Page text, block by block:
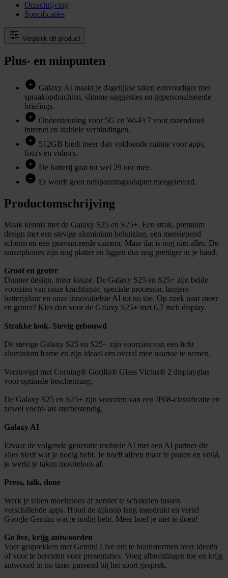
Omschrijving
Specificaties
Vergelijk dit product
Plus- en minpunten
Galaxy AI maakt je dagelijkse taken eenvoudiger met
spraakopdrachten, slimme suggesties en gepersonaliseerde
briefings.
Ondersteuning voor 5G en Wi-Fi 7 voor razendsnel
internet en stabiele verbindingen.
512GB biedt meer dan voldoende ruimte voor apps,
foto's en video's.
De batterij gaat tot wel 29 uur mee.
Er wordt geen netspanningsadapter meegeleverd.
Productomschrijving
Maak kennis met de Galaxy S25 en S25+. Een strak, premium
design met een stevige aluminium behuizing, een meeslepend
scherm en een geavanceerde camera. Maar dat is nog niet alles. De
smartphones zijn nog platter en liggen dus nog prettiger in je hand.
Groot en groter
Dunner design, meer keuze. De Galaxy S25 en S25+ zijn beide
voorzien van onze krachtigste, speciale processor, langere
batterijduur en onze innovatiefste AI tot nu toe. Op zoek naar meer
en groter? Kies dan voor de Galaxy S25+ met 6,7 inch display.
Strakke look. Stevig gebouwd
De stevige Galaxy S25 en S25+ zijn voorzien van een licht
aluminium frame en zijn ideaal om overal mee naartoe te nemen.
Verstevigd met Corning® Gorilla® Glass Victus® 2 displayglas
voor optimale bescherming.
De Galaxy S25 en S25+ zijn voorzien van een IP68-classificatie en
zowel vocht- als stofbestendig.
Galaxy AI
Ervaar de volgende generatie mobiele AI met een AI partner die
alles biedt wat je nodig hebt. Je hoeft alleen maar te praten en voilá,
je werkt je taken moeiteloos af.
Press, talk, done
Werk je taken moeiteloos af zonder te schakelen tussen
verschillende apps. Houd de zijknop lang ingedrukt en vertel
Google Gemini wat je nodig hebt. Meer hoef je niet te doen!
Go live, krijg antwoorden
Voer gesprekken met Gemini Live om te brainstormen over ideeën
of voor te bereiden voor presentaties. Voeg afbeeldingen toe en krijg
antwoord in no time, passend bij het soort gesprek.